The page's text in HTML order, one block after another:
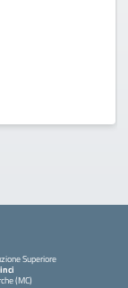
Superiore
(MC)